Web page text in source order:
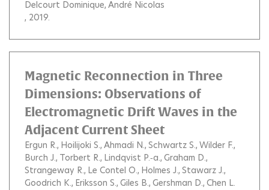
Delcourt Dominique André Nicolas
, 2019.
Magnetic Reconnection in Three
Dimensions: Observations of
Electromagnetic Drift Waves in the
Adjacent Current Sheet
Ergun R. Hoilijoki S. Ahmadi N. Schwartz S. Wilder F.
Burch J. Torbert R. Lindqvist P.‐a. Graham D.
Strangeway R. Le Contel O. Holmes J. Stawarz J.
Goodrich K. Eriksson S. Giles B. Gershman D. Chen L.